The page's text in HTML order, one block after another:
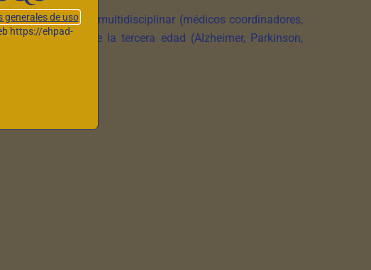
Equipo multidisciplinar (médicos coordinadores,
de patologías de la tercera edad (Alzheimer, Parkinson,
generales de uso
https://ehpad-